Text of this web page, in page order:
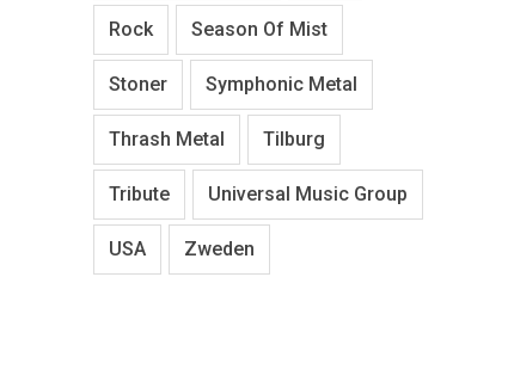
Rock Season Of Mist
Stoner Symphonic Metal
Thrash Metal Tilburg
Tribute Universal Music Group
USA Zweden